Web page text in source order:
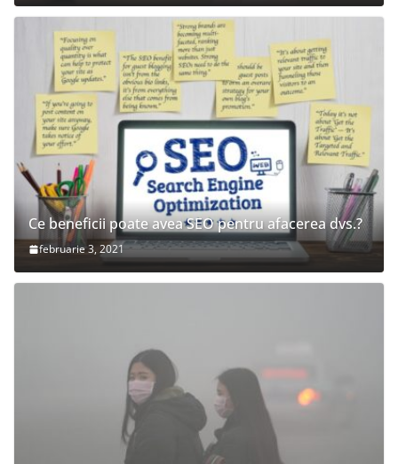
Ce beneficii poate avea SEO pentru afacerea dvs.?
februarie 3, 2021